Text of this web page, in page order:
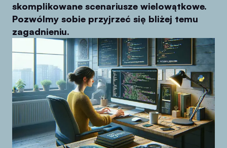
skomplikowane scenariusze wielowątkowe.
Pozwólmy sobie przyjrzeć się bliżej temu
zagadnieniu.